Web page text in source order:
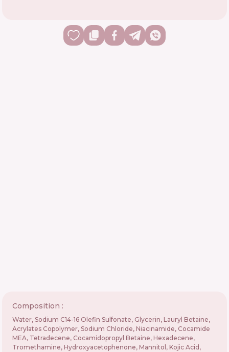
Composition :
Water, Sodium C14-16 Olefin Sulfonate, Glycerin, Lauryl Betaine,
Acrylates Copolymer, Sodium Chloride, Niacinamide, Cocamide
MEA, Tetradecene, Cocamidopropyl Betaine, Hexadecene,
Tromethamine, Hydroxyacetophenone, Mannitol, Kojic Acid,